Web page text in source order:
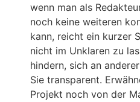
wenn man als
noch keine weiteren
kann, reicht ein kurzer
nicht im Unklaren zu
hindern, sich an
Sie transparent.
Projekt noch von der